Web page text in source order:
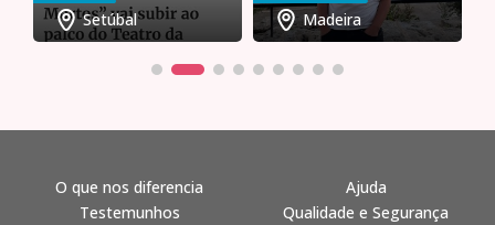
Setúbal Madeira
O que nos diferencia
Testemunhos
Ajuda
Qualidade e Segurança